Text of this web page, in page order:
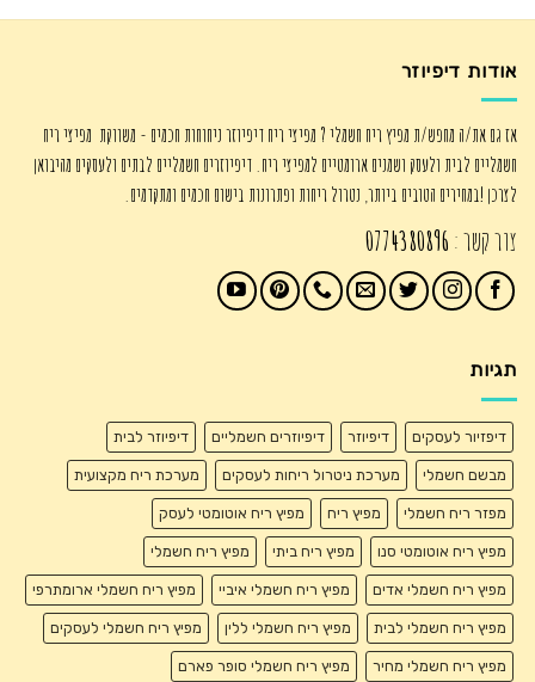
₪475.00.
₪335.00.
אודות דיפיוזר
אז גם את/ה מחפש/ת מפיץ ריח חשמלי ? מפיצי ריח דיפיוזר ניחוחות חכמים - משווקת מפיצי ריח
חשמליים לבית ולעסק ושמנים ארומטיים למפיצי ריח. דיפיוזרים חשמליים לבתים ולעסקים מהיבואן
לצרכן !במחירים הטובים ביותר, נטרול ריחות ופתרונות בישום חכמים ומתקדמים.
צור קשר : 0774380896
תגיות
דיפזיור לעסקים דיפיוזר דיפיוזרים חשמליים דיפיוזר לבית
מבשם חשמלי מערכת ניטרול ריחות לעסקים מערכת ריח מקצועית
מפזר ריח חשמלי מפיץ ריח מפיץ ריח אוטומטי לעסק
מפיץ ריח אוטומטי סנו מפיץ ריח ביתי מפיץ ריח חשמלי
מפיץ ריח חשמלי אדים מפיץ ריח חשמלי איביי מפיץ ריח חשמלי ארומתרפי
מפיץ ריח חשמלי לבית מפיץ ריח חשמלי ללין מפיץ ריח חשמלי לעסקים
מפיץ ריח חשמלי מחיר מפיץ ריח חשמלי סופר פארם